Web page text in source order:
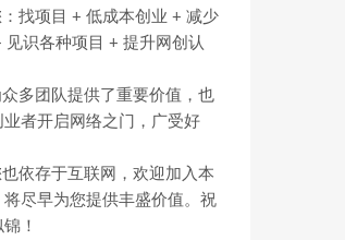
找项目 + 低成本创业 + 减少
见识各种项目 + 提升网创认
多团队提供了重要价值，也
业者开启网络之门，广受好
依存于互联网，欢迎加入本
将尽早为您提供丰盛价值。祝
！